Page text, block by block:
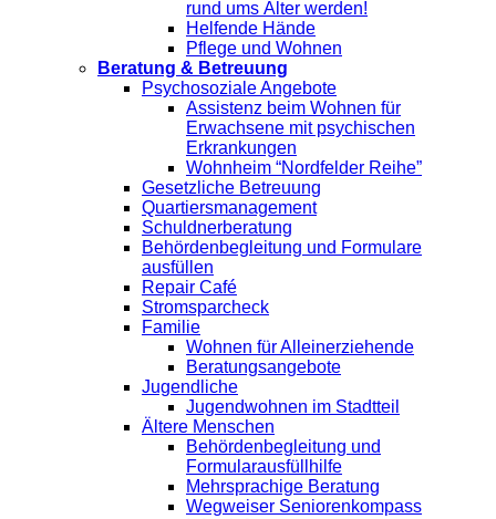
rund ums Älter werden!
Helfende Hände
Pflege und Wohnen
Beratung & Betreuung
Psychosoziale Angebote
Assistenz beim Wohnen für
Erwachsene mit psychischen
Erkrankungen
Wohnheim “Nordfelder Reihe”
Gesetzliche Betreuung
Quartiersmanagement
Schuldnerberatung
Behördenbegleitung und Formulare
ausfüllen
Repair Café
Stromsparcheck
Familie
Wohnen für Alleinerziehende
Beratungsangebote
Jugendliche
Jugendwohnen im Stadtteil
Ältere Menschen
Behördenbegleitung und
Formularausfüllhilfe
Mehrsprachige Beratung
Wegweiser Seniorenkompass